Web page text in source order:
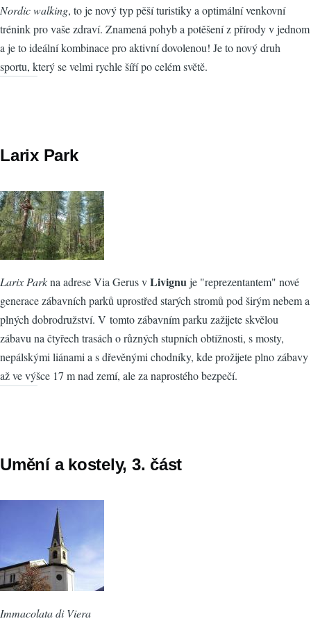
Nordic walking, to je nový typ pěší turistiky a optimální venkovní
trénink pro vaše zdraví. Znamená pohyb a potěšení z přírody v jednom
a je to ideální kombinace pro aktivní dovolenou! Je to nový druh
sportu, který se velmi rychle šíří po celém světě.
Larix Park
Larix Parkna adrese Via Gerus vLivignuje "reprezentantem" nové
generace zábavních parků uprostřed starých stromů pod širým nebem a
plných dobrodružství. V tomto zábavním parku zažijete skvělou
zábavu na čtyřech trasách o různých stupních obtížnosti, s mosty,
nepálskými liánami a s dřevěnými chodníky, kde prožijete plno zábavy
až ve výšce 17 m nad zemí, ale za naprostého bezpečí.
Umění a kostely, 3. část
Immacolata di Viera